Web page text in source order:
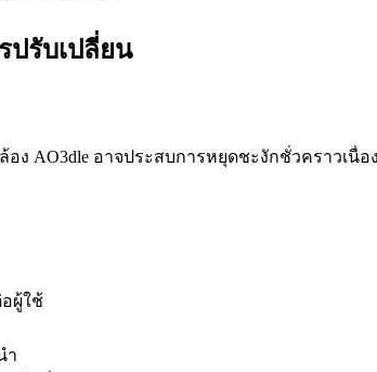
ปรับเปลี่ยน
ง AO3dle อาจประสบการหยุดชะงักชั่วคราวเ
ผู้ใช้
ำ